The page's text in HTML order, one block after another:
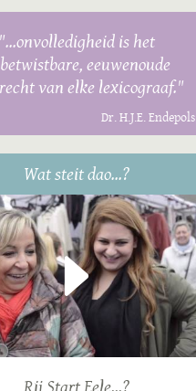
"...onvolledigheid is het
eeuwenoude
van elke lexicograaf."
Dr. H.J.E. Endepols
Wat steit dao...?